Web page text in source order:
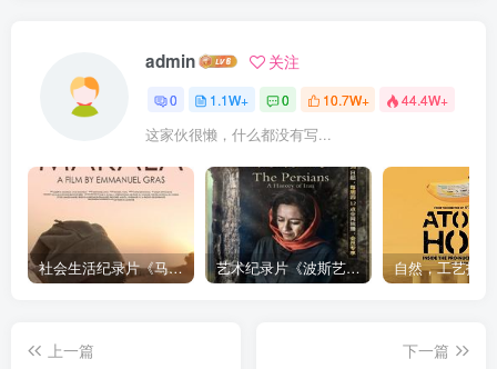
admin 关注
0 1.1W+ 0 10.7W+ 44.4W+
这家伙很懒，什么都没有写...
社会生活纪录片《马加拉 Makala》下载 艺术纪录片《波斯艺术 Art of Persia》下载
上一篇
下一篇